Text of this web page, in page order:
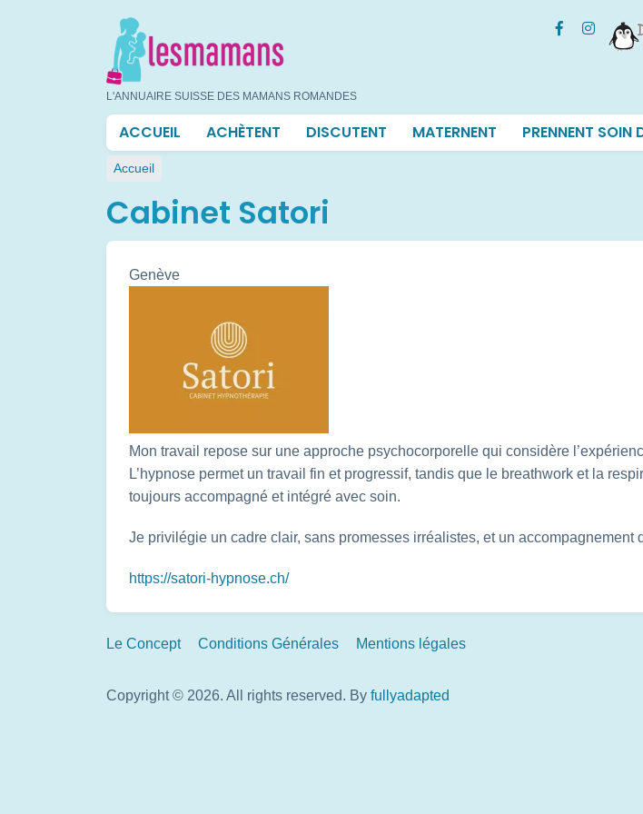
L'ANNUAIRE SUISSE DES MAMANS ROMANDES
Navigation
principale
ACCUEIL ACHÈTENT DISCUTENT MATERNENT PRENNENT SOIN
Fil
d'Ariane
Accueil
Cabinet Satori
Genève
Mon travail repose sur une approche psychocorporelle qui considère
L’hypnose permet un travail fin et progressif, tandis que le breathwork et la
toujours accompagné et intégré avec soin.
Je privilégie un cadre clair, sans promesses irréalistes, et un
https://satori-hypnose.ch/
Footer
Le Concept Conditions Générales Mentions légales
Copyright © 2026. All rights reserved. By fullyadapted